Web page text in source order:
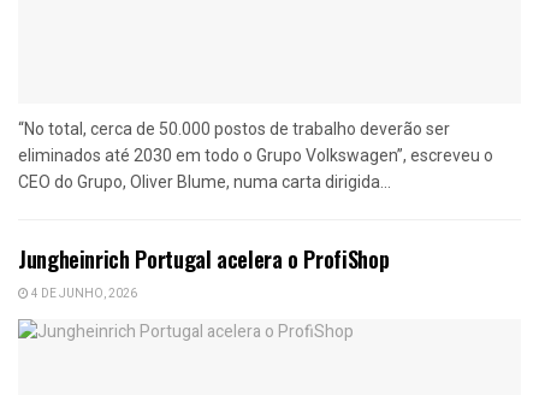
“No total, cerca de 50.000 postos de trabalho deverão ser
eliminados até 2030 em todo o Grupo Volkswagen”, escreveu o
CEO do Grupo, Oliver Blume, numa carta dirigida...
Jungheinrich Portugal acelera o ProfiShop
4 DE JUNHO, 2026